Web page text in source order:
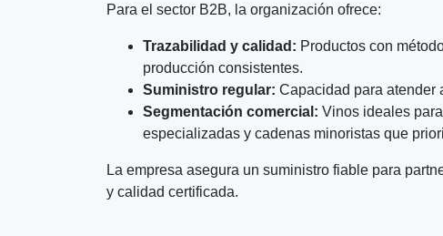
Para el sector B2B, la organización ofrece:
Trazabilidad y calidad: Productos con
producción consistentes.
Suministro regular: Capacidad para atender
Segmentación comercial: Vinos ideales
especializadas y cadenas minoristas que
La empresa asegura un suministro fiable para
y calidad certificada.